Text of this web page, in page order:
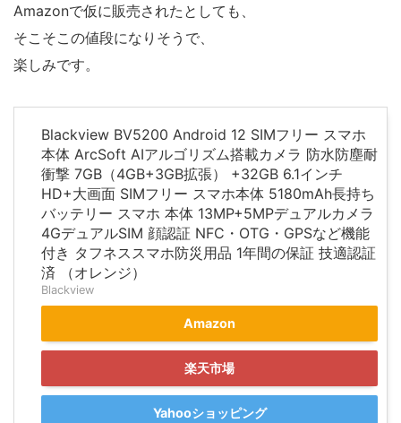
Amazonで仮に販売されたとしても、
そこそこの値段になりそうで、
楽しみです。
Blackview BV5200 Android 12 SIMフリー スマホ
本体 ArcSoft AIアルゴリズム搭載カメラ 防水防塵耐
衝撃 7GB（4GB+3GB拡張） +32GB 6.1インチ
HD+大画面 SIMフリー スマホ本体 5180mAh長持ち
バッテリー スマホ 本体 13MP+5MPデュアルカメラ
4GデュアルSIM 顔認証 NFC・OTG・GPSなど機能
付き タフネススマホ防災用品 1年間の保証 技適認証
済 （オレンジ）
Blackview
Amazon
楽天市場
Yahooショッピング